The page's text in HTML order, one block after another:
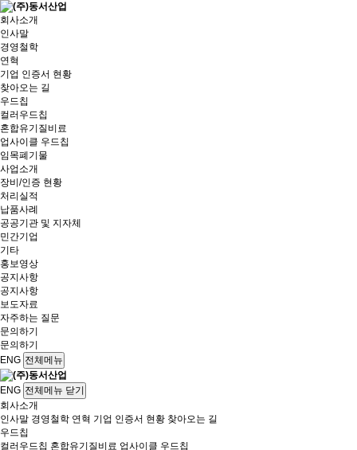
회사소개
인사말
경영철학
연혁
기업 인증서 현황
찾아오는 길
우드칩
컬러우드칩
혼합유기질비료
업사이클 우드칩
임목폐기물
사업소개
장비/인증 현황
처리실적
납품사례
공공기관 및 지자체
민간기업
기타
홍보영상
공지사항
공지사항
보도자료
자주하는 질문
문의하기
문의하기
ENG 전체메뉴
ENG 전체메뉴 닫기
회사소개
인사말 경영철학 연혁 기업 인증서 현황 찾아오는 길
우드칩
컬러우드칩 혼합유기질비료 업사이클 우드칩